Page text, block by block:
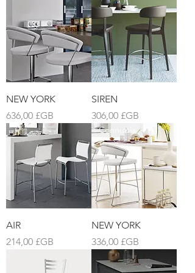
NEW YORK
Prix
636,00 £GB
SIREN
Prix
306,00 £GB
AIR
Prix
214,00 £GB
Connubia
NEW YORK
Prix
336,00 £GB